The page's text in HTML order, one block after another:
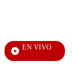
EN VIVO